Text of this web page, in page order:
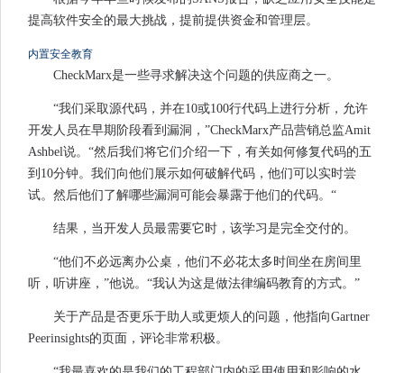
提高软件安全的最大挑战，提前提供资金和管理层。
内置安全教育
CheckMarx是一些寻求解决这个问题的供应商之一。
“我们采取源代码，并在10或100行代码上进行分析，允许
开发人员在早期阶段看到漏洞，”CheckMarx产品营销总监Amit
Ashbel说。“然后我们将它们介绍一下，有关如何修复代码的五
到10分钟。我们向他们展示如何破解代码，他们可以实时尝
试。然后他们了解哪些漏洞可能会暴露于他们的代码。“
结果，当开发人员最需要它时，该学习是完全交付的。
“他们不必远离办公桌，他们不必花太多时间坐在房间里
听，听讲座，”他说。“我认为这是做法律编码教育的方式。”
关于产品是否更乐于助人或更烦人的问题，他指向Gartner
Peerinsights的页面，评论非常积极。